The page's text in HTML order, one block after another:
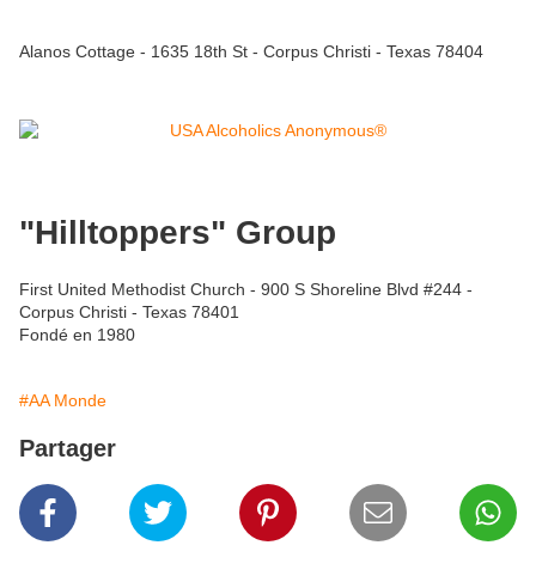
Alanos Cottage - 1635 18th St - Corpus Christi - Texas 78404
"Hilltoppers" Group
First United Methodist Church - 900 S Shoreline Blvd #244 -
Corpus Christi - Texas 78401
Fondé en 1980
#AA Monde
Partager